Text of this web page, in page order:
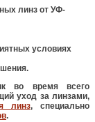
линз от УФ-
условиях
во время всего
уход за линзами,
линз, специально
.